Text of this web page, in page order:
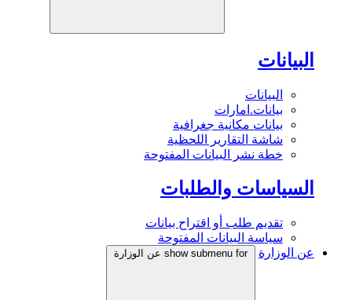
البيانات
البيانات
بيانات.امارات
بيانات مكانية جغرافية
شاشة التقارير اللحظية
خطة نشر البيانات المفتوحة
السياسات والطلبات
تقديم طلب أو اقتراح بيانات
سياسة البيانات المفتوحة
عن الوزارة
show submenu for عن الوزارة